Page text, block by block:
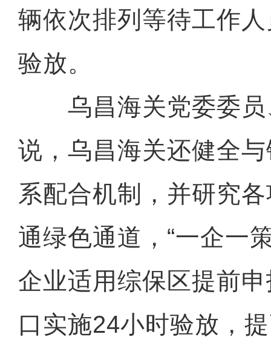
辆依次排列等待工作
验放。
乌昌海关党委委员
说，乌昌海关还健全
系配合机制，并研究
通绿色通道，“一企一
企业适用综保区提前
口实施24小时验放，